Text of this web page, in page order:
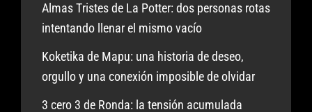
Almas Tristes de La Potter: dos personas rotas
intentando llenar el mismo vacío
Koketika de Mapu: una historia de deseo,
orgullo y una conexión imposible de olvidar
3 cero 3 de Ronda: la tensión acumulada